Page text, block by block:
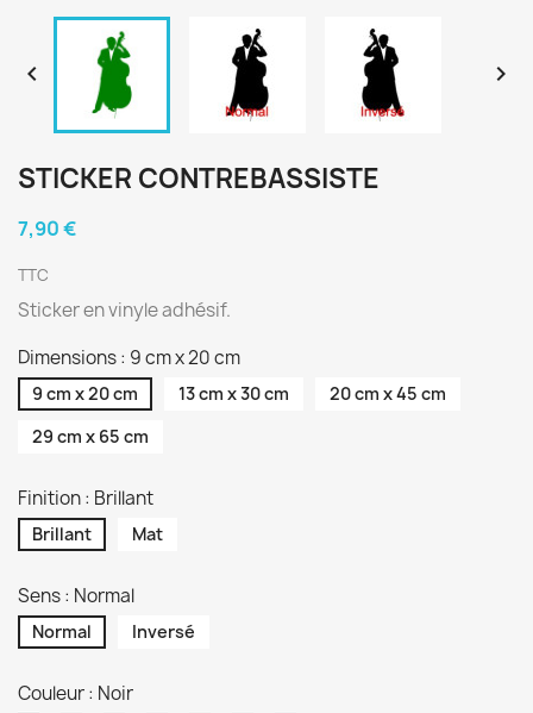
 
STICKER CONTREBASSISTE
7,90 €
TTC
Sticker en vinyle adhésif.
Dimensions : 9 cm x 20 cm
9 cm x 20 cm 13 cm x 30 cm
20 cm x 45 cm
29 cm x 65 cm
Finition : Brillant
Brillant Mat
Sens : Normal
Normal Inversé
Couleur : Noir